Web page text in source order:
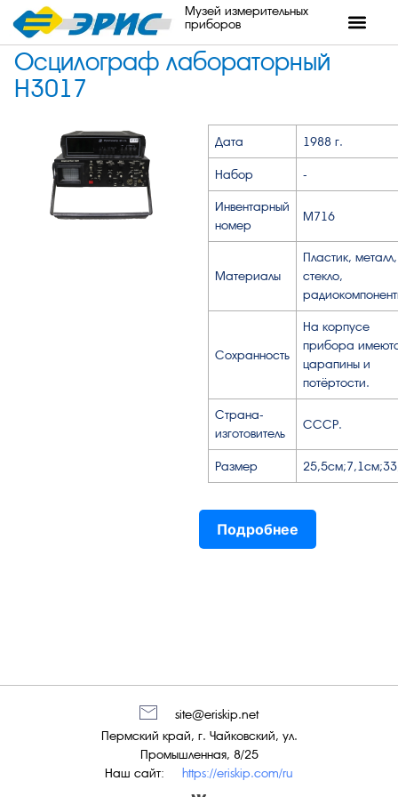
Музей измерительных
приборов
Осцилограф лабораторный
Н3017
Дата 1988 г.
Набор -
Инвентарный
номер
М716
Материалы
Пластик, металл,
стекло,
Сохранность
На корпусе
прибора
царапины и
потёртости.
Страна-
изготовитель
СССР.
Размер
Подробнее
Наш сайт: https://eriskip.com/ru
Пермский край, г. Чайковский, ул.
Промышленная, 8/25
site@eriskip.net